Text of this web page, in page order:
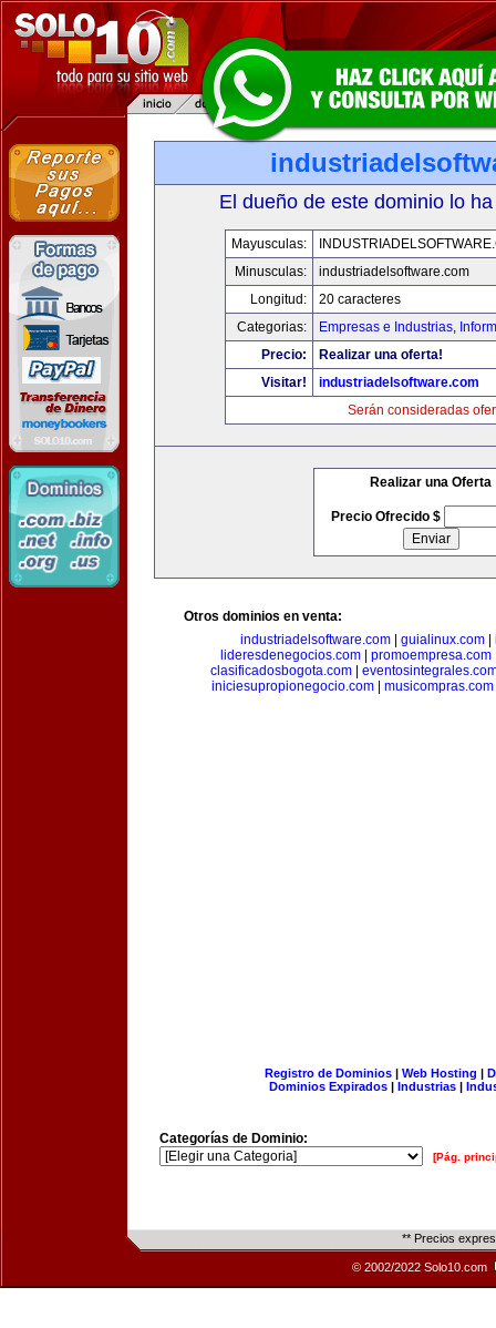
El dueño de este dominio lo
Mayusculas:
Minusculas:
industriadelsoftware.com
Longitud:
20 caracteres
Categorias:
Empresas e Industrias,
Precio:
Realizar una oferta!
Visitar!
industriadelsoftware.com
Serán consideradas
Realizar una Oferta
Precio Ofrecido $
Otros dominios en venta:
industriadelsoftware.com| guialinux.com|
lideresdenegocios.com
promoempresa.com
clasificadosbogota.com
iniciesupropionegocio.com
musicompras.com
Registro de Dominios| Web Hosting |
Dominios Expirados | Industrias |
Categorías de Dominio:
[Pág.
** Precios
© 2002/2022 Solo10.com